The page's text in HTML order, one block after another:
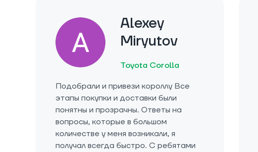
Alexey
Miryutov
Toyota Corolla
Подобрали и привези короллу Все
этапы покупки и доставки были
понятны и прозрачны. Ответы на
вопросы, которые в большом
количестве у меня возникали, я
получал всегда быстро. С ребятами